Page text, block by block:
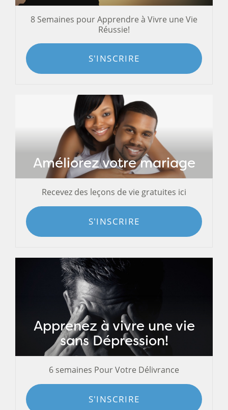
8 Semaines pour Apprendre à Vivre une Vie
Réussie!
S'INSCRIRE
Améliorez votre mariage
Recevez des leçons de vie gratuites ici
S'INSCRIRE
Apprenez à vivre une vie
sans Dépression!
6 semaines Pour Votre Délivrance
S'INSCRIRE